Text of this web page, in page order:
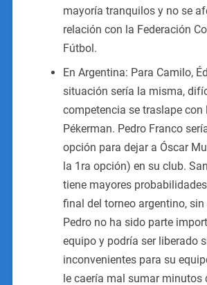
mayoría tranquilos y no se
relación con la Federación
Fútbol.
En Argentina: Para Camilo,
situación sería la misma,
competencia se traslape con
Pékerman. Pedro Franco
opción para dejar a Óscar
la 1ra opción) en su club.
tiene mayores
final del torneo argentino, sin
Pedro no ha sido parte
equipo y podría ser liberado
inconvenientes para su
le caería mal sumar minutos